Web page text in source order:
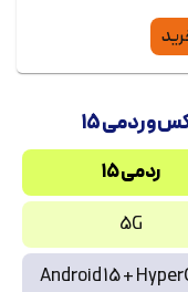
ردمی ۱۵
5G
Android 15 +